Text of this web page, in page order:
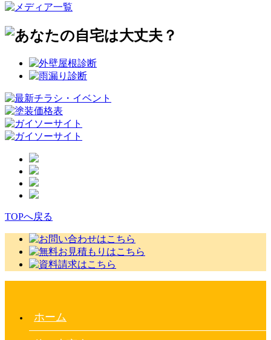
TOPへ戻る
ホーム